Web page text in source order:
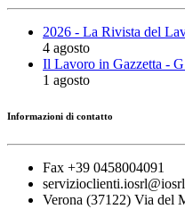
2026 - La Rivista del
4 agosto
Il Lavoro in Gazzetta -
1 agosto
Informazioni di contatto
Fax +39 0458004091
Verona (37122) Via del